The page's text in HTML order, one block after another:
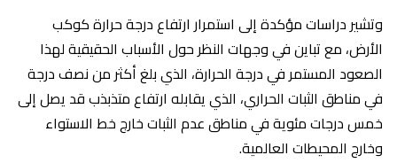
وتشير دراسات مؤكدة إلى استمرار ارتفاع درجة حرارة كوكب
الأرض، مع تباين في وجهات النظر حول الأسباب الحقيقية لهذا
الصعود المستمر في درجة الحرارة، الذي بلغ أكثر من نصف درجة
في مناطق الثبات الحراري، الذي يقابله ارتفاع متذبذب قد يصل إلى
خمس درجات مئوية في مناطق عدم الثبات خارج خط الاستواء
وخارج المحيطات العالمية.